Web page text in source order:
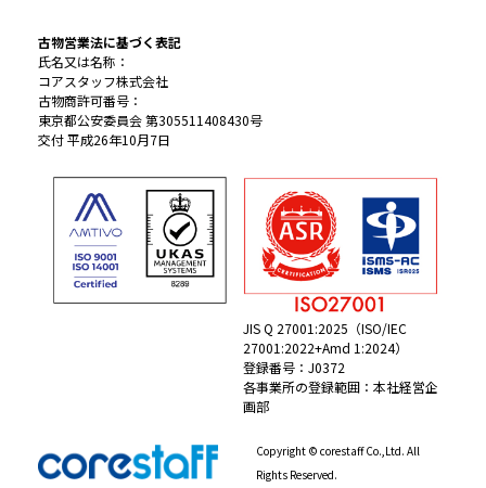
古物営業法に基づく表記
氏名又は名称：
コアスタッフ株式会社
古物商許可番号：
東京都公安委員会 第305511408430号
交付 平成26年10月7日
JIS Q 27001:2025（ISO/IEC
27001:2022+Amd 1:2024）
登録番号：J0372
各事業所の登録範囲：本社経営企
画部
Copyright © corestaff Co.,Ltd. All
Rights Reserved.